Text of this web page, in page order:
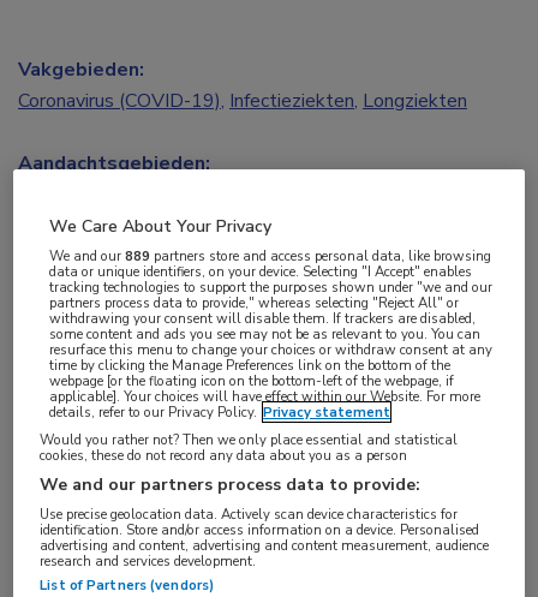
Recente bevindingen van de Britse PRINCIPLE-
studie ondersteunen niet om aan mensen met
verdenking op COVID-19 routinematig
azitromycine te geven. De toevoeging van
azitromycine aan de gebruikelijke zorg
resulteerde namelijk niet in een sneller herstel of
een afgenomen risico om opgenomen te worden.
Vakgebieden:
Coronavirus (COVID-19), Infectieziekten, Longziekten
Aandachtsgebieden:
Tags:
antibiotica,azitromycine,COVID-19
We Care About Your Privacy
We and our889 partners store and access personal data, like browsing
data or unique identifiers, on your device. Selecting "I Accept" enables
tracking technologies to support the purposes shown under "we and our
partners process data to provide," whereas selecting "Reject All" or
withdrawing your consent will disable them. If trackers are disabled,
some content and ads you see may not be as relevant to you. You can
resurface this menu to change your choices or withdraw consent at any
time by clicking the Manage Preferences link on the bottom of the
webpage [or the floating icon on the bottom-left of the webpage, if
applicable]. Your choices will have effect within our Website. For more
details, refer to our Privacy Policy. Privacy statement
Would you rather not? Then we only place essential and statistical
cookies, these do not record any data about you as a person
We and our partners process data to provide:
Use precise geolocation data. Actively scan device characteristics for
identification. Store and/or access information on a device. Personalised
advertising and content, advertising and content measurement, audience
research and services development.
List of Partners (vendors)